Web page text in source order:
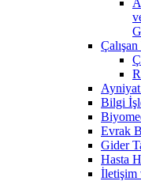
Bilgi
Evrak
Gider
Hasta
İletişim